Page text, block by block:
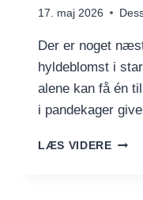
17. maj 2026
Der er noget
hyldeblomst i
alene kan få én
i pandekager
LÆS VIDERE